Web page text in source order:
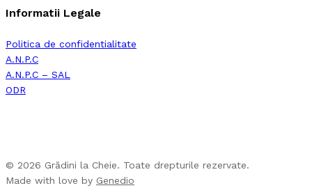
Informatii Legale
Politica de confidentialitate
A.N.P.C
A.N.P.C – SAL
ODR
© 2026 Grădini la Cheie. Toate drepturile rezervate.
Made with love by Genedio